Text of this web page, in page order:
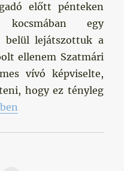
előtt pénteken
egy
belül lejátszottuk a
ellenem Szatmári
vívó képviselte,
hogy ez tényleg
a világbajnokkal”